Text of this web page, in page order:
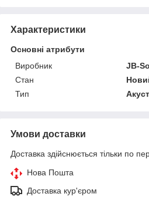
Характеристики
Основні атрибути
Виробник
JB-
Стан
Тип
Умови доставки
Доставка здійснюється тільки по
Нова Пошта
Доставка кур'єром